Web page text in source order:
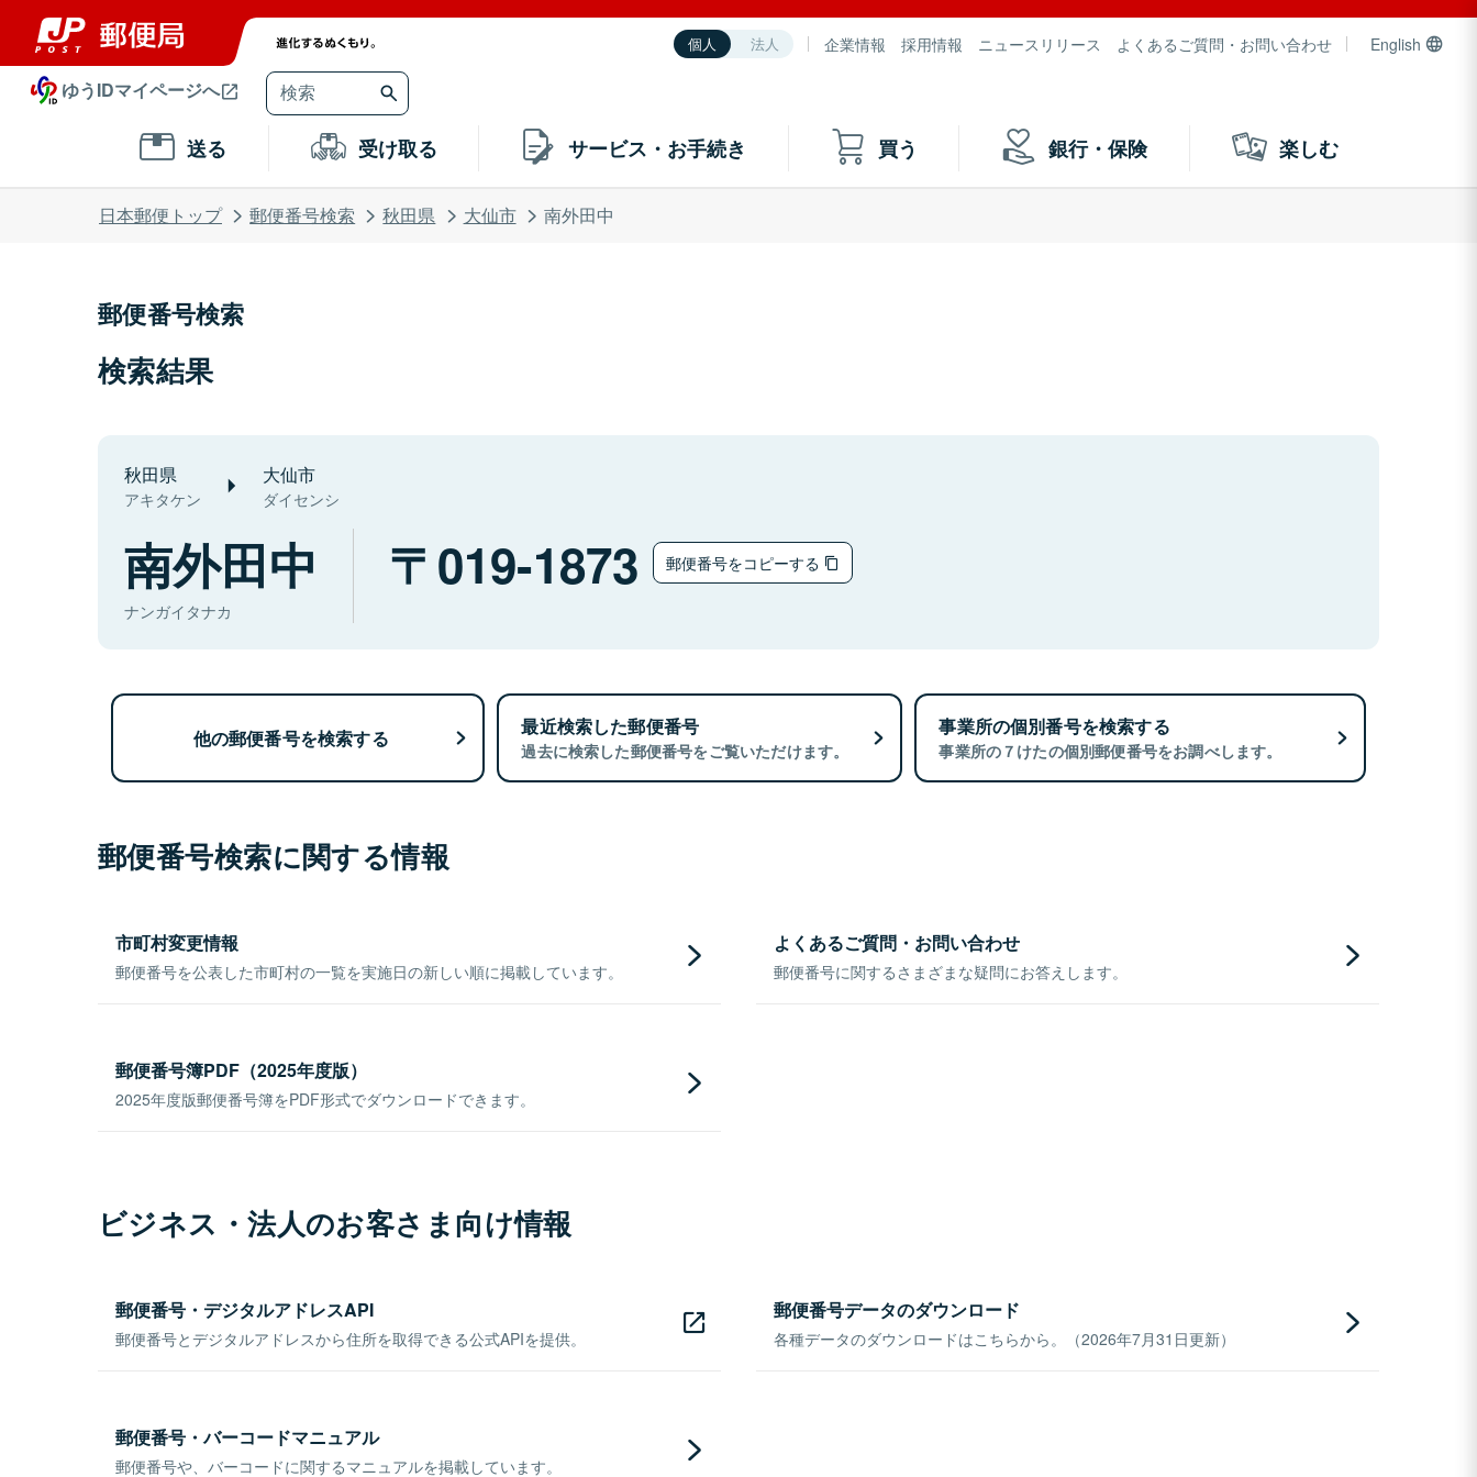
個人 法人 企業情報 採用情報 ニュースリリース よくあるご質問・お問い合わせ English
ゆうIDマイページへ
送る 受け取る サービス・お手続き 買う 銀行・保険 楽しむ
日本郵便トップ 郵便番号検索 秋田県 大仙市 南外田中
郵便番号検索
検索結果
秋田県
アキタケン
大仙市
ダイセンシ
南外田中
ナンガイタナカ
019-1873 郵便番号をコピーする
他の郵便番号を検索する 最近検索した郵便番号
過去に検索した郵便番号をご覧いただけます。
事業所の個別番号を検索する
事業所の７けたの個別郵便番号をお調べします。
郵便番号検索に関する情報
市町村変更情報
郵便番号を公表した市町村の一覧を実施日の新しい順に掲載しています。
よくあるご質問・お問い合わせ
郵便番号に関するさまざまな疑問にお答えします。
郵便番号簿PDF（2025年度版）
2025年度版郵便番号簿をPDF形式でダウンロードできます。
ビジネス・法人のお客さま向け情報
郵便番号・デジタルアドレスAPI
郵便番号とデジタルアドレスから住所を取得できる公式APIを提供。
郵便番号データのダウンロード
各種データのダウンロードはこちらから。（2026年7月31日更新）
郵便番号・バーコードマニュアル
郵便番号や、バーコードに関するマニュアルを掲載しています。